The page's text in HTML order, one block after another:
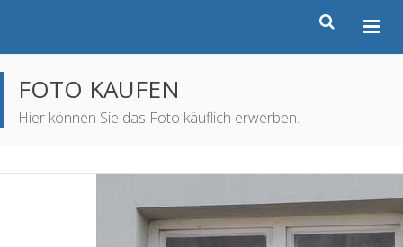
FOTO KAUFEN
Hier können Sie das Foto käuflich erwerben.